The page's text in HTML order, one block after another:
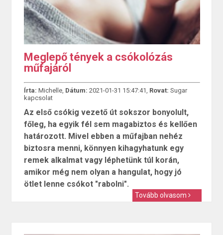
Meglepő tények a csókolózás
műfajáról
Írta: Michelle, Dátum: 2021-01-31 15:47:41, Rovat: Sugar
kapcsolat
Az első csókig vezető út sokszor bonyolult,
főleg, ha egyik fél sem magabiztos és kellően
határozott. Mivel ebben a műfajban nehéz
biztosra menni, könnyen kihagyhatunk egy
remek alkalmat vagy léphetünk túl korán,
amikor még nem olyan a hangulat, hogy jó
ötlet lenne csókot "rabolni".
Tovább olvasom